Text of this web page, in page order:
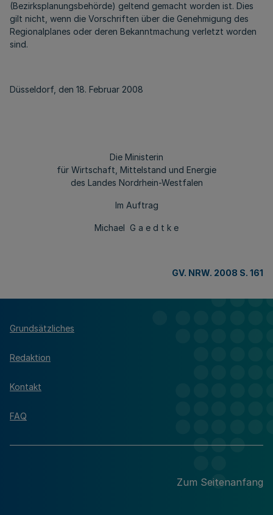
(Bezirksplanungsbehörde) geltend gemacht worden ist. Dies
gilt nicht, wenn die Vorschriften über die Genehmigung des
Regionalplanes oder deren Bekanntmachung verletzt worden
sind.
Düsseldorf, den 18. Februar 2008
Die Ministerin
für Wirtschaft, Mittelstand und Energie
des Landes Nordrhein-Westfalen
Im Auftrag
Michael G a e d t k e
GV. NRW. 2008 S. 161
Grundsätzliches
Redaktion
Kontakt
FAQ
Zum Seitenanfang